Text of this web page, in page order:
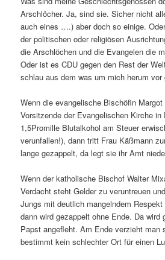
Arschlöcher. Ja, sind sie. Sicher nicht
auch eines ….) aber doch so einige.
der politischen oder religiösen
die Arschlöchen und die Evangelen die
Oder ist es CDU gegen den Rest der
schlau aus dem was um mich herum vor
Wenn die evangelische Bischöfin
Vorsitzende der Evangelischen Kirche in
1,5Promille Blutalkohol am Steuer
verunfallen!), dann tritt Frau Käßmann
lange gezappelt, da legt sie ihr Amt
Wenn der katholische Bischof Walter
Verdacht steht Gelder zu veruntreuen
Jungs mit deutlich mangelndem Respekt
dann wird gezappelt ohne Ende. Da wird
Papst angefleht. Am Ende verzieht man
bestimmt kein schlechter Ort für einen